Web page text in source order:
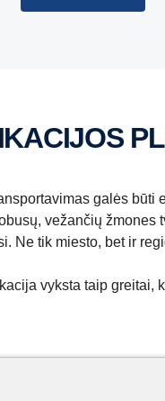
galės būti
vežančių žmones
Ne tik miesto, bet ir
vyksta taip greitai,